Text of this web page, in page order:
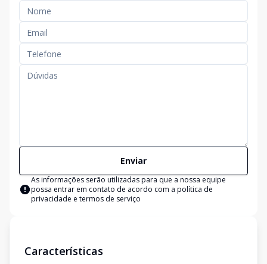
Enviar
As informações serão utilizadas para que a nossa equipe
possa entrar em contato de acordo com a política de
privacidade e termos de serviço
Características